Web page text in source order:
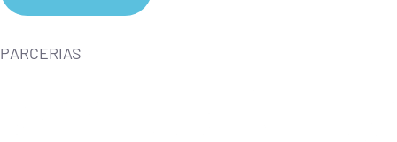
PARCERIAS